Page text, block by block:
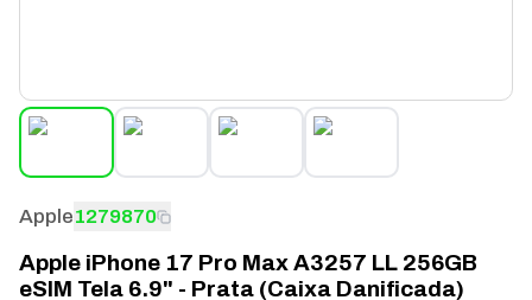
Apple1279870
Apple iPhone 17 Pro Max A3257 LL 256GB
eSIM Tela 6.9" - Prata (Caixa Danificada)